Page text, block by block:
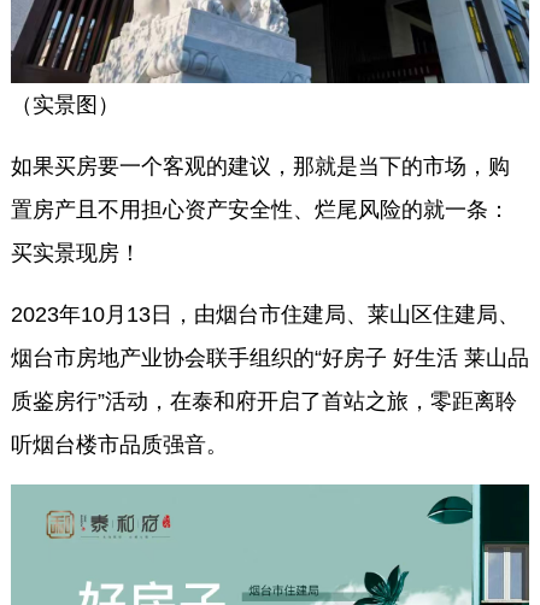
（实景图）
如果买房要一个客观的建议，那就是当下的市场，购
置房产且不用担心资产安全性、烂尾风险的就一条：
买实景现房！
2023年10月13日，由烟台市住建局、莱山区住建局、
烟台市房地产业协会联手组织的“好房子 好生活 莱山品
质鉴房行”活动，在泰和府开启了首站之旅，零距离聆
听烟台楼市品质强音。